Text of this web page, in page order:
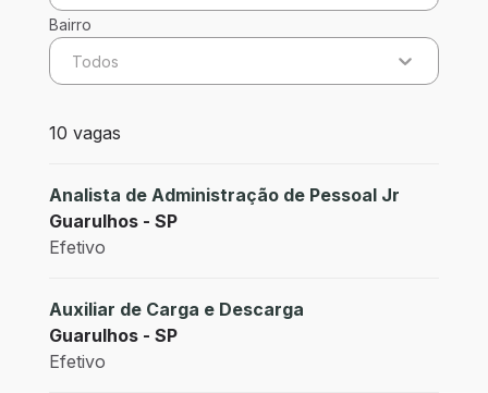
Bairro
Todos
10 vagas encontradas para 0 filtros aplicados
10 vagas
Analista de Administração de Pessoal Jr
Guarulhos - SP
Efetivo
Auxiliar de Carga e Descarga
Guarulhos - SP
Efetivo